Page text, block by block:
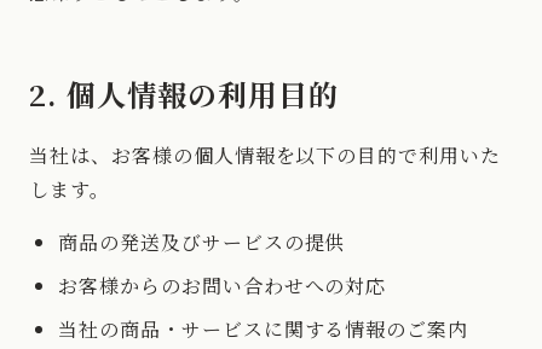
2. 個人情報の利用目的
当社は、お客様の個人情報を以下の目的で利用いた
します。
商品の発送及びサービスの提供
お客様からのお問い合わせへの対応
当社の商品・サービスに関する情報のご案内